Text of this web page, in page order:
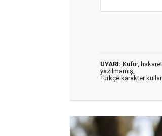
UYARI: Küfür,
yazılmamış,
Türkçe karakter